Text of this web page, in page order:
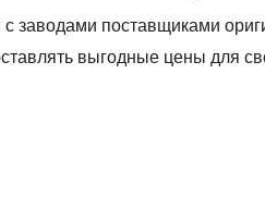
заводами поставщиками
выгодные цены для